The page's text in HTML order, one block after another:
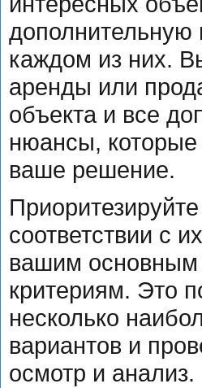
каждом из них.
аренды или
объекта и все
нюансы, которые
ваше решение.
соответствии с
вашим
критериям. Это
несколько
вариантов и
осмотр и анализ.